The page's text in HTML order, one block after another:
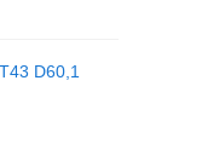
D60,1